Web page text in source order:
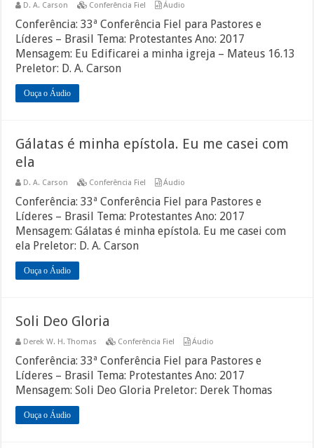
D. A. Carson Conferência Fiel Áudio
Conferência: 33ª Conferência Fiel para Pastores e
Líderes – Brasil Tema: Protestantes Ano: 2017
Mensagem: Eu Edificarei a minha igreja – Mateus 16.13
Preletor: D. A. Carson
Ouça o Áudio
Gálatas é minha epístola. Eu me casei com
ela
D. A. Carson Conferência Fiel Áudio
Conferência: 33ª Conferência Fiel para Pastores e
Líderes – Brasil Tema: Protestantes Ano: 2017
Mensagem: Gálatas é minha epístola. Eu me casei com
ela Preletor: D. A. Carson
Ouça o Áudio
Soli Deo Gloria
Derek W. H. Thomas Conferência Fiel Áudio
Conferência: 33ª Conferência Fiel para Pastores e
Líderes – Brasil Tema: Protestantes Ano: 2017
Mensagem: Soli Deo Gloria Preletor: Derek Thomas
Ouça o Áudio